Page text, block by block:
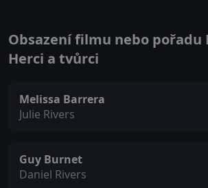
Obsazení filmu nebo pořadu
Herci a tvůrci
Melissa Barrera
Julie Rivers
Guy Burnet
Daniel Rivers